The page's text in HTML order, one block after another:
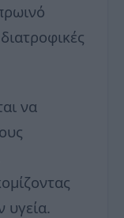
να
υγεία.